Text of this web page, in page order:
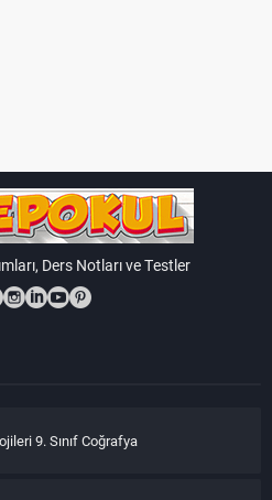
Ders Notları ve Testler
9. Sınıf Coğrafya